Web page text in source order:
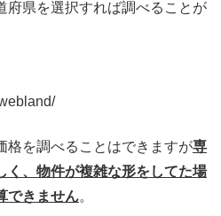
府県を選択すれば調べることが
格を調べることはできますが専
く、物件が複雑な形をしてた場
できません。